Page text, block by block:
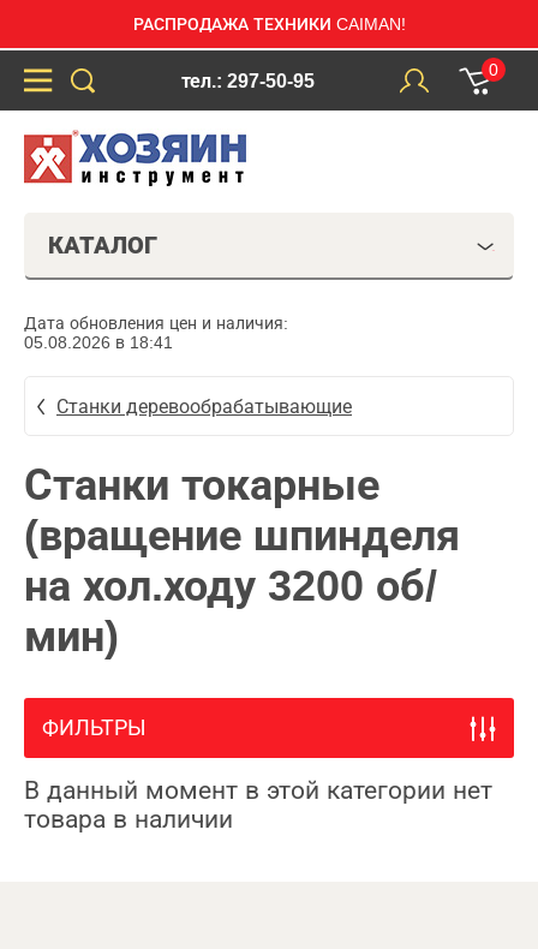
РАСПРОДАЖА ТЕХНИКИ CAIMAN!
тел.: 297-50-95
0
КАТАЛОГ
Дата обновления цен и наличия:
05.08.2026 в 18:41
Станки деревообрабатывающие
Станки токарные
(вращение шпинделя
на хол.ходу 3200 об/
мин)
ФИЛЬТРЫ
В данный момент в этой категории нет
товара в наличии